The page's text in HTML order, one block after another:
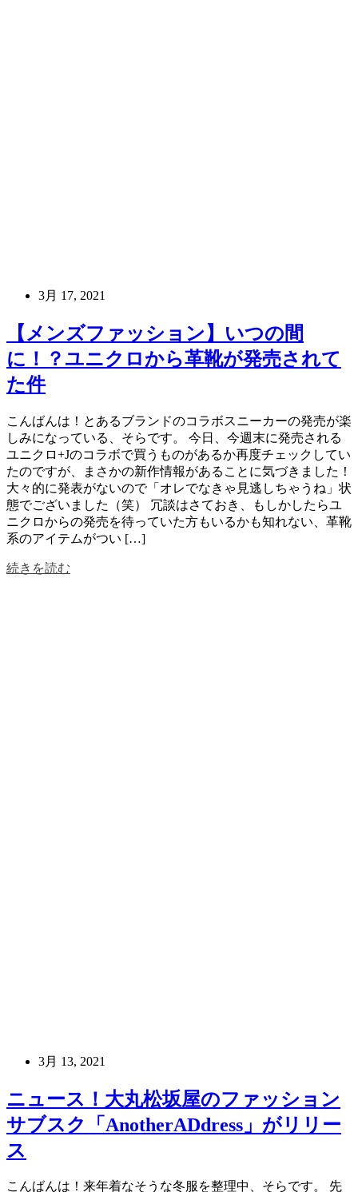
3月 17, 2021
【メンズファッション】いつの間
に！？ユニクロから革靴が発売されて
た件
こんばんは！とあるブランドのコラボスニーカーの発売が楽
しみになっている、そらです。 今日、今週末に発売される
ユニクロ+Jのコラボで買うものがあるか再度チェックしてい
たのですが、まさかの新作情報があることに気づきました！
大々的に発表がないので「オレでなきゃ見逃しちゃうね」状
態でございました（笑） 冗談はさておき、もしかしたらユ
ニクロからの発売を待っていた方もいるかも知れない、革靴
系のアイテムがつい […]
続きを読む
3月 13, 2021
ニュース！大丸松坂屋のファッション
サブスク「AnotherADdress」がリリー
ス
こんばんは！来年着なそうな冬服を整理中、そらです。 先